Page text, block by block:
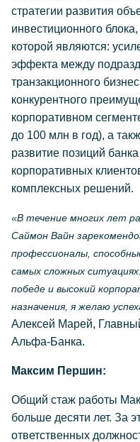
стратегии развития
инвестиционного
которой являются:
эффекта между
транзакционного
конкурентного
корпоративном
до 100 млн в год), а
развитие позиций
корпоративных
комплексных решений.
«В течение многих лет
Саймон Вайн
профессионалы,
самых сложных
победе и высокий
назначения, я желаю
Алексей Марей,
Альфа-Банка.
Максим Першин:
Общий стаж работы
больше десяти лет. За
ответственных